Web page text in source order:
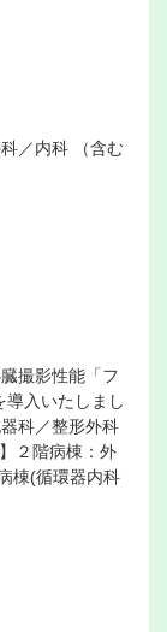
／内科 （含む
撮影性能「フ
導入いたしまし
科／整形外科
２階病棟：外
棟(循環器内科